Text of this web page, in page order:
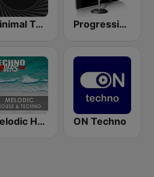
Minimal Techno Radio Progressive & Tech-house on MixLive.ie
Melodic House & Techno @ Technolovers.FM ON Techno